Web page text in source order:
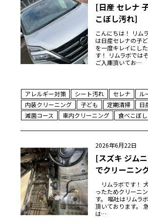
[日産 セレナ
こぼし汚れ]
こんにちは！ リム
は日産セレナの子
を一度キレイにし
す！ リムラボでは
ご入庫頂いてお…
アレルギー対策 シート汚れ セレナ
ル
内装クリーニング
子ども 定期清掃 日
滅菌コース
車内クリーニング 食べこぼし
2026年6月22日
[スズキ ジム
でクリーニ
リムラボです！
ったためクリーニ
す。 嘔吐はリムラ
頂いております。
は…